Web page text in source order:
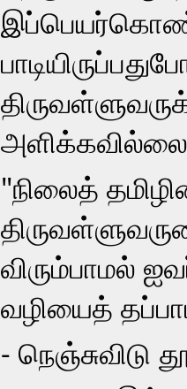
"நிலைத்
விரும்பாமல்
வழியைத்
- நெஞ்சுவிடு